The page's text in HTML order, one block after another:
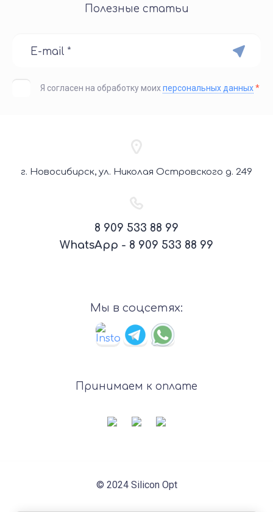
Полезные статьи
Я согласен на обработку моихперсональных данных*
г. Новосибирск, ул. Николая Островского д. 249
8 909 533 88 99
WhatsApp - 8 909 533 88 99
Мы в соцсетях:
Принимаем к оплате
© 2024 Silicon Opt